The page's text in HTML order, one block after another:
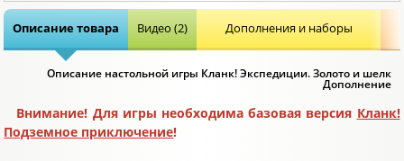
Описание товара Видео (2) Дополнения и наборы
Описание настольной игры Кланк! Экспедиции. Золото и шелк
Дополнение
Внимание! Для игры необходима базовая версия Кланк!
Подземное приключение!